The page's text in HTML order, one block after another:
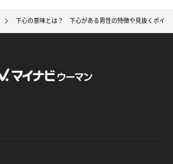
下心の意味とは？ 下心がある男性の特徴や見抜くポイン